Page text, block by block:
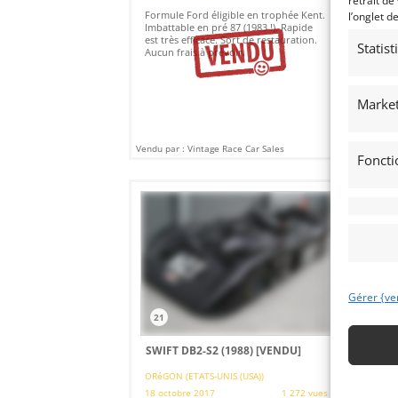
l’onglet
Gérer
Formule Ford éligible en trophée Kent.
Imbattable en pré 87 (1983 !). Rapide
est très efficace. Sort de restauration.
Aucun frais à prévoir.
Vendu par : Vintage Race Car Sales
21
SWIFT DB2-S2 (1988)[VENDU]
ORéGON (ETATS-UNIS (USA))
18 octobre 2017
1 272 vues